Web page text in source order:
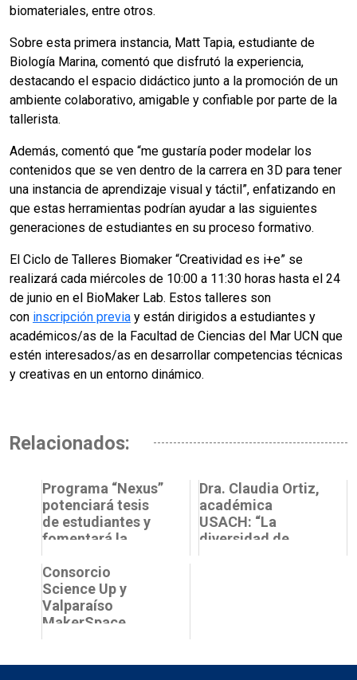
biomateriales, entre otros.
Sobre esta primera instancia, Matt Tapia, estudiante de
Biología Marina, comentó que disfrutó la experiencia,
destacando el espacio didáctico junto a la promoción de un
ambiente colaborativo, amigable y confiable por parte de la
tallerista.
Además, comentó que “me gustaría poder modelar los
contenidos que se ven dentro de la carrera en 3D para tener
una instancia de aprendizaje visual y táctil”, enfatizando en
que estas herramientas podrían ayudar a las siguientes
generaciones de estudiantes en su proceso formativo.
El Ciclo de Talleres Biomaker “Creatividad es i+e” se
realizará cada miércoles de 10:00 a 11:30 horas hasta el 24
de junio en el BioMaker Lab. Estos talleres son
con inscripción previa y están dirigidos a estudiantes y
académicos/as de la Facultad de Ciencias del Mar UCN que
estén interesados/as en desarrollar competencias técnicas
y creativas en un entorno dinámico.
Relacionados:
Programa “Nexus”
potenciará tesis
de estudiantes y
fomentará la
entre
universidades ...
Dra. Claudia Ortiz,
académica
USACH: “La
diversidad de
Consorcio
Science Up y
Valparaíso
MakerSpace